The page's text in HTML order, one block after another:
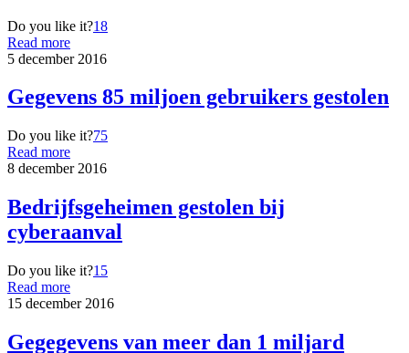
Do you like it?18
Read more
5 december 2016
Gegevens 85 miljoen gebruikers gestolen
Do you like it?75
Read more
8 december 2016
Bedrijfsgeheimen gestolen bij
cyberaanval
Do you like it?15
Read more
15 december 2016
Gegegevens van meer dan 1 miljard